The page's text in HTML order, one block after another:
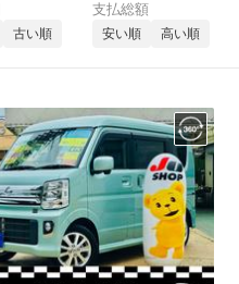
古い順
支払総額
安い順 高い順